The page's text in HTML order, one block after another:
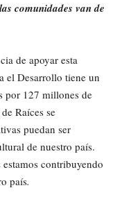
comunidades van de
de apoyar esta
el Desarrollo tiene un
por 127 millones de
Raíces se
puedan ser
de nuestro país.
contribuyendo
país.